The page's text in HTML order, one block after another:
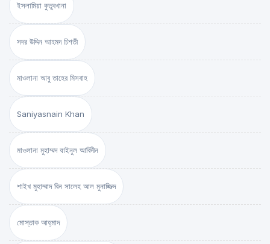
ইসলামিয়া কুতুবখানা
সদর উদ্দিন আহমদ চিশতী
মাওলানা আবু তাহের মিসবাহ
Saniyasnain Khan
মাওলানা মুহাম্মদ যাইনুল আবিদীন
শাইখ মুহাম্মাদ বিন সালেহ আল মুনাজ্জিদ
মোস্তাক আহ্‌মাদ